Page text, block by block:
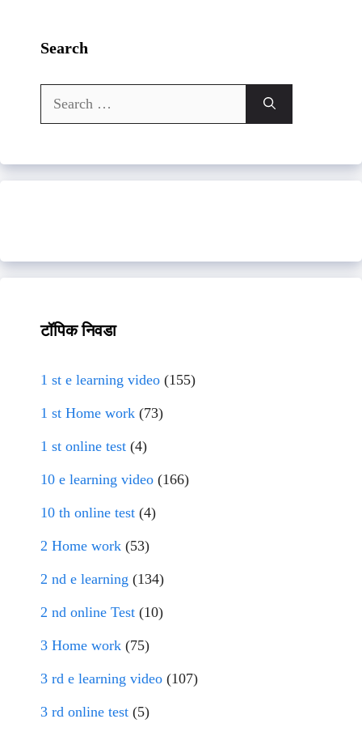
Search
Search
for:
टॉपिक निवडा
1 st e learning video (155)
1 st Home work (73)
1 st online test (4)
10 e learning video (166)
10 th online test (4)
2 Home work (53)
2 nd e learning (134)
2 nd online Test (10)
3 Home work (75)
3 rd e learning video (107)
3 rd online test (5)